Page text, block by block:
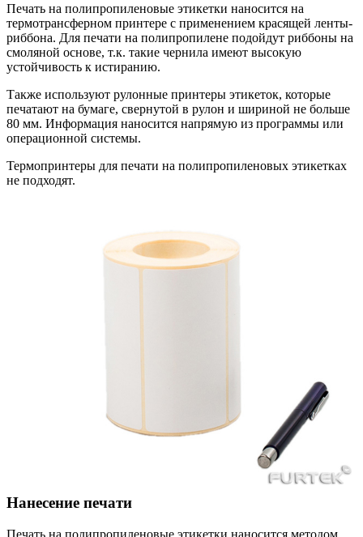
Печать на полипропиленовые этикетки наносится на
термотрансферном принтере с применением красящей ленты-
риббона. Для печати на полипропилене подойдут риббоны на
смоляной основе, т.к. такие чернила имеют высокую
устойчивость к истиранию.
Также используют рулонные принтеры этикеток, которые
печатают на бумаге, свернутой в рулон и шириной не больше
80 мм. Информация наносится напрямую из программы или
операционной системы.
Термопринтеры для печати на полипропиленовых этикетках
не подходят.
Нанесение печати
Печать на полипропиленовые этикетки наносится методом